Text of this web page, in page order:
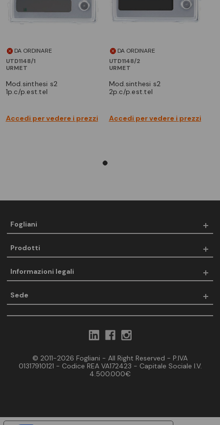
DA ORDINARE
UTD1148/1
URMET
mod.sinthesi s2
1p.c/p.est.tel
Accedi per vedere i prezzi
DA ORDINARE
UTD1148/2
URMET
mod.sinthesi s2
2p.c/p.est.tel
Accedi per vedere i prezzi
Fogliani
Prodotti
Informazioni legali
Sede
© 2011-2026 Fogliani - All Right Reserved - P.IVA
01317910121 - Codice REA VA172423 - Capitale Sociale I.V.
4.500.000€